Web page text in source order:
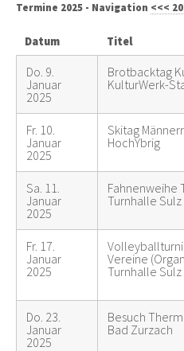
Termine 2025 - Navigation <<<
Datum Titel
Do. 9.
Januar
2025
Brotbacktag
KulturWerk-
Fr. 10.
Januar
2025
Skitag
HochYbrig
Sa. 11.
Januar
2025
Fahnenweihe
Turnhalle Sulz
Fr. 17.
Januar
2025
Vereine
Turnhalle Sulz
Do. 23.
Januar
2025
Besuch
Bad Zurzach